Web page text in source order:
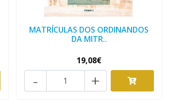
MATRÍCULAS DOS ORDINANDOS
DA MITR..
19,08€
+
-